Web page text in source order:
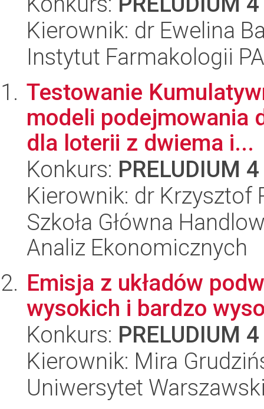
Kierownik: dr Ewelina
Instytut Farmakologii
Testowanie
modeli podejmowania
dla loterii z dwiema i...
Konkurs: PRELUDIUM 4
Kierownik: dr Krzysztof
Szkoła Główna
Analiz Ekonomicznych
Emisja z układów
wysokich i bardzo
Konkurs: PRELUDIUM 4
Kierownik: Mira
Uniwersytet